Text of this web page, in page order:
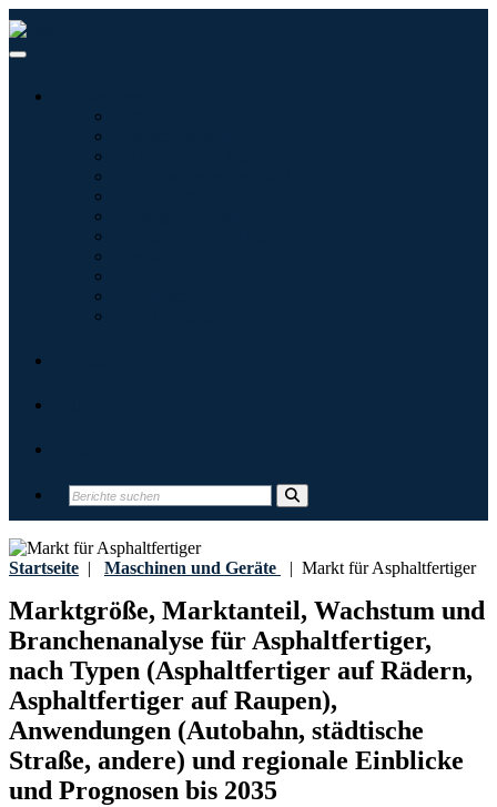
Startseite | Maschinen und Geräte | Markt für Asphaltfertiger
Marktgröße, Marktanteil, Wachstum und
Branchenanalyse für Asphaltfertiger,
nach Typen (Asphaltfertiger auf Rädern,
Asphaltfertiger auf Raupen),
Anwendungen (Autobahn, städtische
Straße, andere) und regionale Einblicke
und Prognosen bis 2035